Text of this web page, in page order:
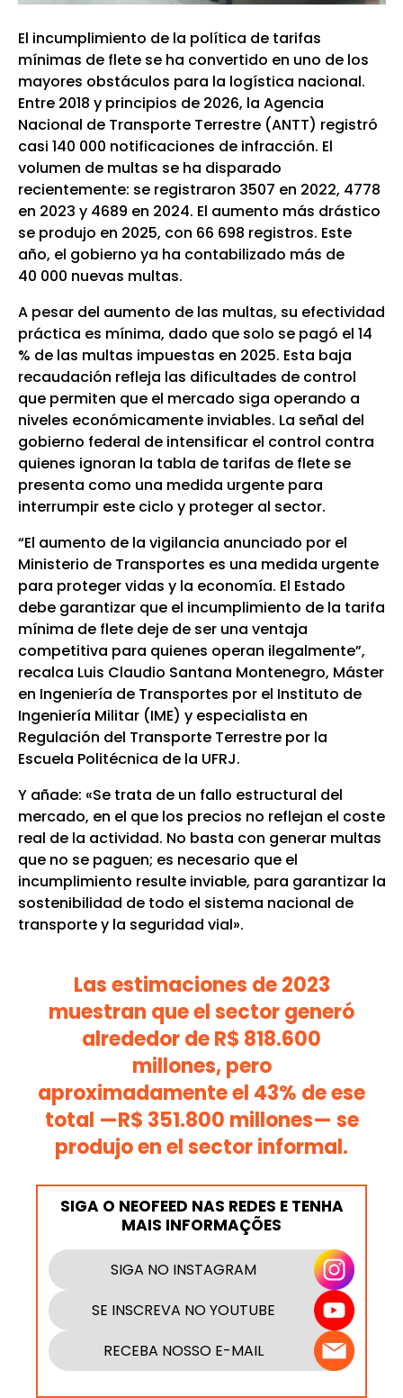
El incumplimiento de la política de tarifas
mínimas de flete se ha convertido en uno de los
mayores obstáculos para la logística nacional.
Entre 2018 y principios de 2026, la Agencia
Nacional de Transporte Terrestre (ANTT) registró
casi 140 000 notificaciones de infracción. El
volumen de multas se ha disparado
recientemente: se registraron 3507 en 2022, 4778
en 2023 y 4689 en 2024. El aumento más drástico
se produjo en 2025, con 66 698 registros. Este
año, el gobierno ya ha contabilizado más de
40 000 nuevas multas.
A pesar del aumento de las multas, su efectividad
práctica es mínima, dado que solo se pagó el 14
% de las multas impuestas en 2025. Esta baja
recaudación refleja las dificultades de control
que permiten que el mercado siga operando a
niveles económicamente inviables. La señal del
gobierno federal de intensificar el control contra
quienes ignoran la tabla de tarifas de flete se
presenta como una medida urgente para
interrumpir este ciclo y proteger al sector.
“El aumento de la vigilancia anunciado por el
Ministerio de Transportes es una medida urgente
para proteger vidas y la economía. El Estado
debe garantizar que el incumplimiento de la tarifa
mínima de flete deje de ser una ventaja
competitiva para quienes operan ilegalmente”,
recalca Luis Claudio Santana Montenegro, Máster
en Ingeniería de Transportes por el Instituto de
Ingeniería Militar (IME) y especialista en
Regulación del Transporte Terrestre por la
Escuela Politécnica de la UFRJ.
Y añade: «Se trata de un fallo estructural del
mercado, en el que los precios no reflejan el coste
real de la actividad. No basta con generar multas
que no se paguen; es necesario que el
incumplimiento resulte inviable, para garantizar la
sostenibilidad de todo el sistema nacional de
transporte y la seguridad vial».
Las estimaciones de 2023
muestran que el sector generó
alrededor de R$ 818.600
millones, pero
aproximadamente el 43% de ese
total —R$ 351.800 millones— se
produjo en el sector informal.
SIGA O NEOFEED NAS REDES E TENHA
MAIS INFORMAÇÕES
SIGA NO INSTAGRAM
SE INSCREVA NO YOUTUBE
RECEBA NOSSO E-MAIL